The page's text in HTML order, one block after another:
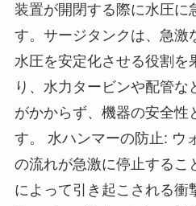
装置が開閉する際に水圧に
す。サージタンクは、急激
水圧を安定化させる役割を
り、水力タービンや配管
がかからず、機器の安全性
す。 水ハンマーの防止: ウ
の流れが急激に停止するこ
によって引き起こされる衝